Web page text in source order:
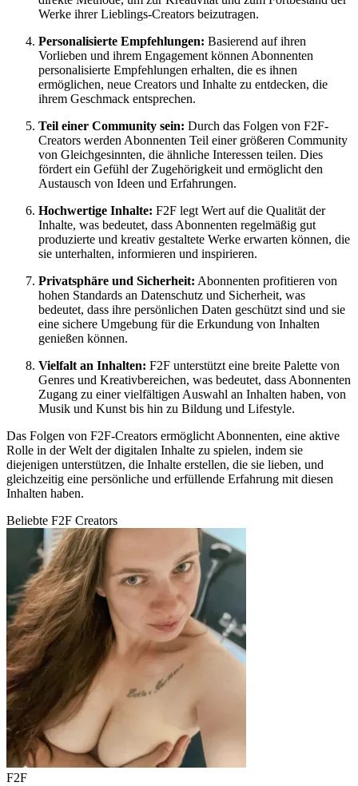
Werke ihrer Lieblings-Creators beizutragen.
Personalisierte Empfehlungen: Basierend auf ihren
Vorlieben und ihrem Engagement können Abonnenten
personalisierte Empfehlungen erhalten, die es ihnen
ermöglichen, neue Creators und Inhalte zu entdecken, die
ihrem Geschmack entsprechen.
Teil einer Community sein: Durch das Folgen von F2F-
Creators werden Abonnenten Teil einer größeren Community
von Gleichgesinnten, die ähnliche Interessen teilen. Dies
fördert ein Gefühl der Zugehörigkeit und ermöglicht den
Austausch von Ideen und Erfahrungen.
Hochwertige Inhalte: F2F legt Wert auf die Qualität der
Inhalte, was bedeutet, dass Abonnenten regelmäßig gut
produzierte und kreativ gestaltete Werke erwarten können, die
sie unterhalten, informieren und inspirieren.
Privatsphäre und Sicherheit: Abonnenten profitieren von
hohen Standards an Datenschutz und Sicherheit, was
bedeutet, dass ihre persönlichen Daten geschützt sind und sie
eine sichere Umgebung für die Erkundung von Inhalten
genießen können.
Vielfalt an Inhalten: F2F unterstützt eine breite Palette von
Genres und Kreativbereichen, was bedeutet, dass Abonnenten
Zugang zu einer vielfältigen Auswahl an Inhalten haben, von
Musik und Kunst bis hin zu Bildung und Lifestyle.
Das Folgen von F2F-Creators ermöglicht Abonnenten, eine aktive
Rolle in der Welt der digitalen Inhalte zu spielen, indem sie
diejenigen unterstützen, die Inhalte erstellen, die sie lieben, und
gleichzeitig eine persönliche und erfüllende Erfahrung mit diesen
Inhalten haben.
Beliebte F2F Creators
F2F